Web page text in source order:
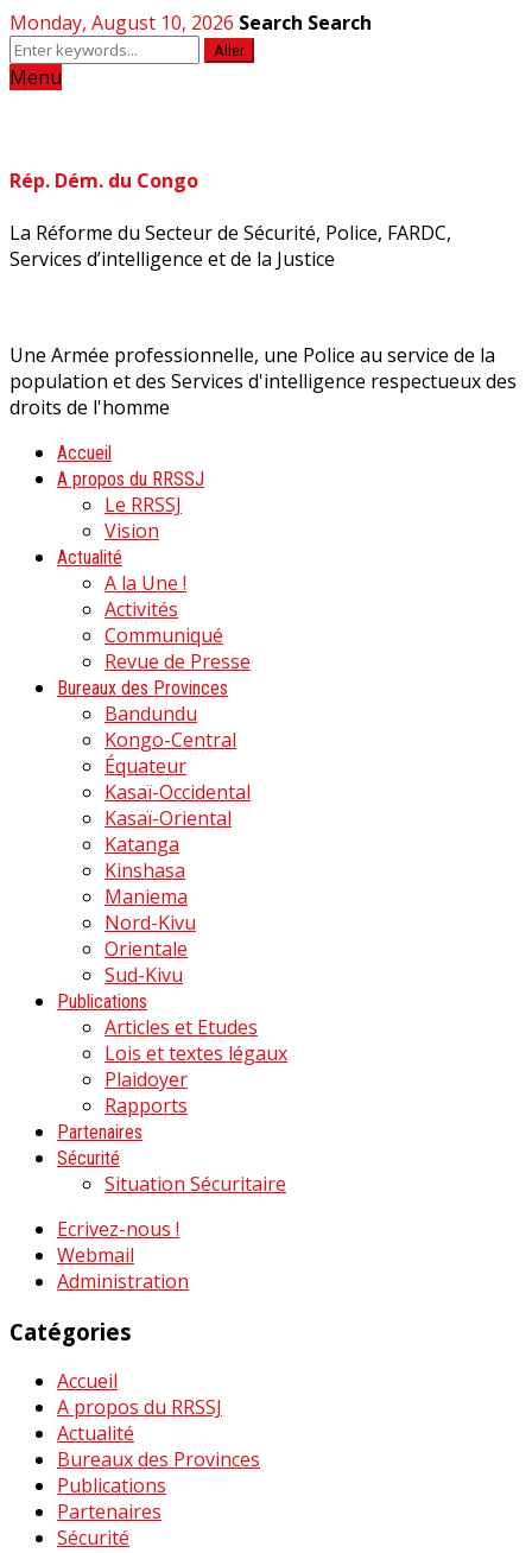
Monday, August 10, 2026 Search Search
Aller
Menu
Rép. Dém. du Congo
La Réforme du Secteur de Sécurité, Police, FARDC,
Services d’intelligence et de la Justice
Une Armée professionnelle, une Police au service de la
population et des Services d'intelligence respectueux des
droits de l'homme
Accueil
A propos du RRSSJ
Le RRSSJ
Vision
Actualité
A la Une !
Activités
Communiqué
Revue de Presse
Bureaux des Provinces
Bandundu
Kongo-Central
Équateur
Kasaï-Occidental
Kasaï-Oriental
Katanga
Kinshasa
Maniema
Nord-Kivu
Orientale
Sud-Kivu
Publications
Articles et Etudes
Lois et textes légaux
Plaidoyer
Rapports
Partenaires
Sécurité
Situation Sécuritaire
Ecrivez-nous !
Webmail
Administration
Catégories
Accueil
A propos du RRSSJ
Actualité
Bureaux des Provinces
Publications
Partenaires
Sécurité